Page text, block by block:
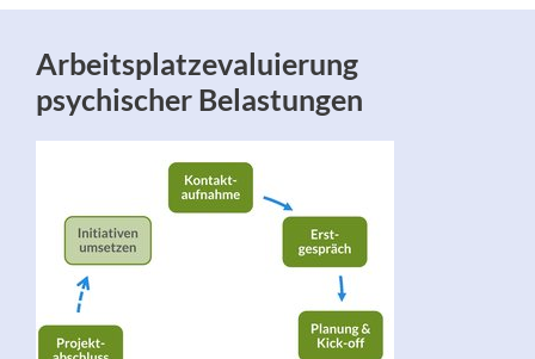
Arbeitsplatzevaluierung
psychischer Belastungen